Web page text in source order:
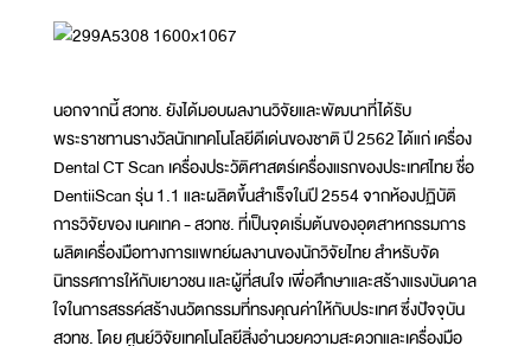
นอกจากนี้ สวทช. ยังได้มอบผลงานวิจัยและพัฒนาที่ได้รับ
พระราชทานรางวัลนักเทคโนโลยีดีเด่นของชาติ ปี 2562 ได้แก่ เครื่อง
Dental CT Scan เครื่องประวัติศาสตร์เครื่องแรกของประเทศไทย ชื่อ
DentiiScan รุ่น 1.1 และผลิตขึ้นสำเร็จในปี 2554 จากห้องปฏิบัติ
การวิจัยของ เนคเทค - สวทช. ที่เป็นจุดเริ่มต้นของอุตสาหกรรมการ
ผลิตเครื่องมือทางการแพทย์ผลงานของนักวิจัยไทย สำหรับจัด
นิทรรศการให้กับเยาวชน และผู้ที่สนใจ เพื่อศึกษาและสร้างแรงบันดาล
ใจในการสรรค์สร้างนวัตกรรมที่ทรงคุณค่าให้กับประเทศ ซึ่งปัจจุบัน
สวทช. โดย ศูนย์วิจัยเทคโนโลยีสิ่งอำนวยความสะดวกและเครื่องมือ